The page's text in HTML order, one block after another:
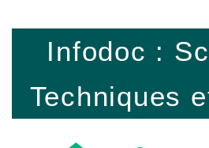
Infodoc :
Techniques